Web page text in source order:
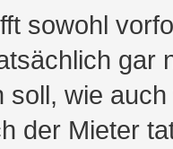
sowohl
gar
soll, wie
der Mieter